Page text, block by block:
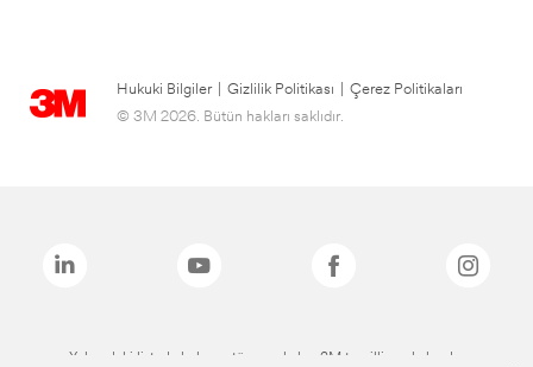
Hukuki Bilgiler Gizlilik Politikası
Çerez Politikaları
© 3M 2026. Bütün hakları saklıdır.
Yukarıdaki listede bulunan tüm markalar, 3M tescilli markalarıdır.